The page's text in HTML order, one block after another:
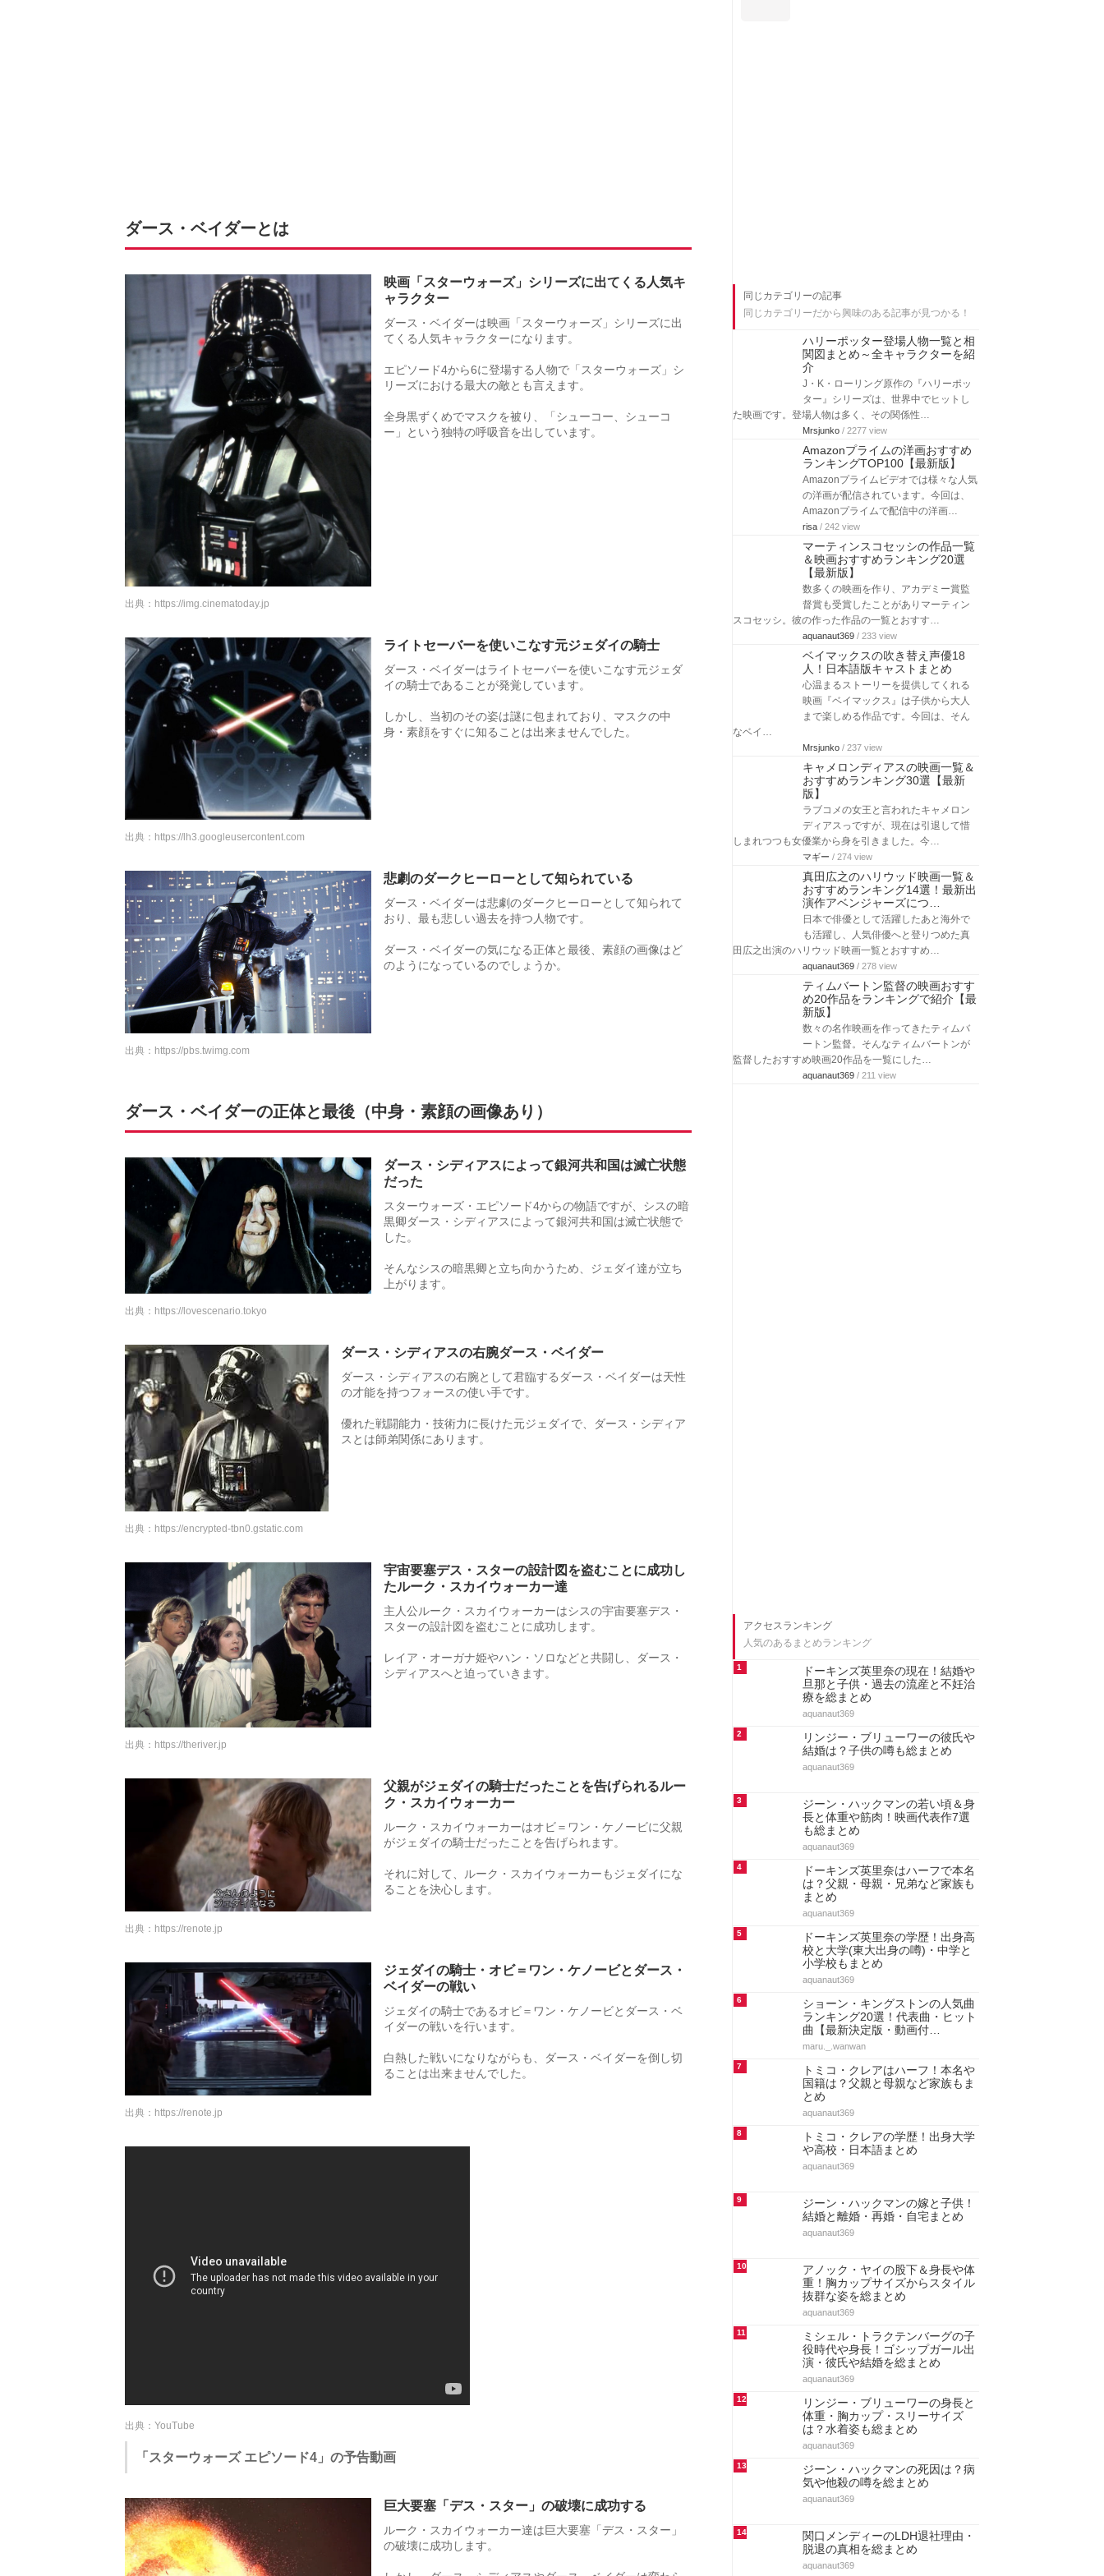
ダース・ベイダーとは
映画「スターウォーズ」シリーズに出てくる人気キ
ャラクター
ダース・ベイダーは映画「スターウォーズ」シリーズに出
てくる人気キャラクターになります。
エピソード4から6に登場する人物で「スターウォーズ」シ
リーズにおける最大の敵とも言えます。
全身黒ずくめでマスクを被り、「シューコー、シューコ
ー」という独特の呼吸音を出しています。
出典： https://img.cinematoday.jp
ライトセーバーを使いこなす元ジェダイの騎士
ダース・ベイダーはライトセーバーを使いこなす元ジェダ
イの騎士であることが発覚しています。
しかし、当初のその姿は謎に包まれており、マスクの中
身・素顔をすぐに知ることは出来ませんでした。
出典： https://lh3.googleusercontent.com
悲劇のダークヒーローとして知られている
ダース・ベイダーは悲劇のダークヒーローとして知られて
おり、最も悲しい過去を持つ人物です。
ダース・ベイダーの気になる正体と最後、素顔の画像はど
のようになっているのでしょうか。
出典： https://pbs.twimg.com
ダース・ベイダーの正体と最後（中身・素顔の画像あり）
ダース・シディアスによって銀河共和国は滅亡状態
だった
スターウォーズ・エピソード4からの物語ですが、シスの暗
黒卿ダース・シディアスによって銀河共和国は滅亡状態で
した。
そんなシスの暗黒卿と立ち向かうため、ジェダイ達が立ち
上がります。
出典： https://lovescenario.tokyo
ダース・シディアスの右腕ダース・ベイダー
ダース・シディアスの右腕として君臨するダース・ベイダーは天性
の才能を持つフォースの使い手です。
優れた戦闘能力・技術力に長けた元ジェダイで、ダース・シディア
スとは師弟関係にあります。
出典： https://encrypted-tbn0.gstatic.com
宇宙要塞デス・スターの設計図を盗むことに成功し
たルーク・スカイウォーカー達
主人公ルーク・スカイウォーカーはシスの宇宙要塞デス・
スターの設計図を盗むことに成功します。
レイア・オーガナ姫やハン・ソロなどと共闘し、ダース・
シディアスへと迫っていきます。
出典： https://theriver.jp
父親がジェダイの騎士だったことを告げられるルー
ク・スカイウォーカー
ルーク・スカイウォーカーはオビ＝ワン・ケノービに父親
がジェダイの騎士だったことを告げられます。
それに対して、ルーク・スカイウォーカーもジェダイにな
ることを決心します。
出典： https://renote.jp
ジェダイの騎士・オビ＝ワン・ケノービとダース・
ベイダーの戦い
ジェダイの騎士であるオビ＝ワン・ケノービとダース・ベ
イダーの戦いを行います。
白熱した戦いになりながらも、ダース・ベイダーを倒し切
ることは出来ませんでした。
出典： https://renote.jp
出典：YouTube
「スターウォーズ エピソード4」の予告動画
巨大要塞「デス・スター」の破壊に成功する
ルーク・スカイウォーカー達は巨大要塞「デス・スター」
の破壊に成功します。
同じカテゴリーの記事
同じカテゴリーだから興味のある記事が見つかる！
ハリーポッター登場人物一覧と相
関図まとめ～全キャラクターを紹
介
J・K・ローリング原作の『ハリーポッ
ター』シリーズは、世界中でヒットし
た映画です。登場人物は多く、その関係性…
Mrsjunko / 2277 view
Amazonプライムの洋画おすすめ
ランキングTOP100【最新版】
Amazonプライムビデオでは様々な人気
の洋画が配信されています。今回は、
Amazonプライムで配信中の洋画…
risa / 242 view
マーティンスコセッシの作品一覧
＆映画おすすめランキング20選
【最新版】
数多くの映画を作り、アカデミー賞監
督賞も受賞したことがありマーティン
スコセッシ。彼の作った作品の一覧とおすす…
aquanaut369 / 233 view
ベイマックスの吹き替え声優18
人！日本語版キャストまとめ
心温まるストーリーを提供してくれる
映画『ベイマックス』は子供から大人
まで楽しめる作品です。今回は、そん
なベイ…
Mrsjunko / 237 view
キャメロンディアスの映画一覧＆
おすすめランキング30選【最新
版】
ラブコメの女王と言われたキャメロン
ディアスっですが、現在は引退して惜
しまれつつも女優業から身を引きました。今…
マギー / 274 view
真田広之のハリウッド映画一覧＆
おすすめランキング14選！最新出
演作アベンジャーズにつ…
日本で俳優として活躍したあと海外で
も活躍し、人気俳優へと登りつめた真
田広之出演のハリウッド映画一覧とおすすめ…
aquanaut369 / 278 view
ティムバートン監督の映画おすす
め20作品をランキングで紹介【最
新版】
数々の名作映画を作ってきたティムバ
ートン監督。そんなティムバートンが
監督したおすすめ映画20作品を一覧にした…
aquanaut369 / 211 view
アクセスランキング
人気のあるまとめランキング
1
ドーキンズ英里奈の現在！結婚や
旦那と子供・過去の流産と不妊治
療を総まとめ
aquanaut369
2
リンジー・ブリューワーの彼氏や
結婚は？子供の噂も総まとめ
aquanaut369
3
ジーン・ハックマンの若い頃＆身
長と体重や筋肉！映画代表作7選
も総まとめ
aquanaut369
4
ドーキンズ英里奈はハーフで本名
は？父親・母親・兄弟など家族も
まとめ
aquanaut369
5
ドーキンズ英里奈の学歴！出身高
校と大学(東大出身の噂)・中学と
小学校もまとめ
aquanaut369
6
ショーン・キングストンの人気曲
ランキング20選！代表曲・ヒット
曲【最新決定版・動画付…
maru._.wanwan
7
トミコ・クレアはハーフ！本名や
国籍は？父親と母親など家族もま
とめ
aquanaut369
8
トミコ・クレアの学歴！出身大学
や高校・日本語まとめ
aquanaut369
9
ジーン・ハックマンの嫁と子供！
結婚と離婚・再婚・自宅まとめ
aquanaut369
10
アノック・ヤイの股下＆身長や体
重！胸カップサイズからスタイル
抜群な姿を総まとめ
aquanaut369
11
ミシェル・トラクテンバーグの子
役時代や身長！ゴシップガール出
演・彼氏や結婚を総まとめ
aquanaut369
12
リンジー・ブリューワーの身長と
体重・胸カップ・スリーサイズ
は？水着姿も総まとめ
aquanaut369
13
ジーン・ハックマンの死因は？病
気や他殺の噂を総まとめ
aquanaut369
14
関口メンディーのLDH退社理由・
脱退の真相を総まとめ
aquanaut369